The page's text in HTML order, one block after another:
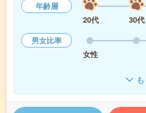
年齢層
20代
30代
男女比率
女性